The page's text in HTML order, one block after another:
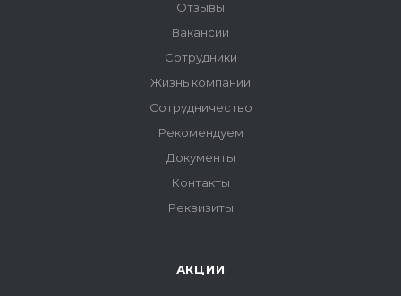
Отзывы
Вакансии
Сотрудники
Жизнь компании
Сотрудничество
Рекомендуем
Документы
Контакты
Реквизиты
АКЦИИ